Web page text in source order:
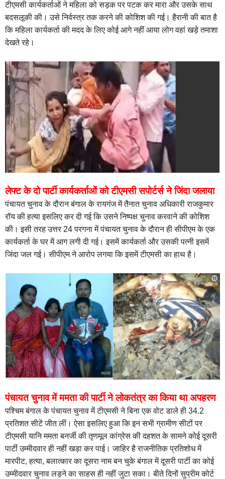
टीएमसी कार्यकर्ताओं ने महिला को सड़क पर पटक कर मारा और उसके साथ
बदसलूकी की। उसे निर्वस्त्र तक करने की कोशिश की गई। हैरानी की बात है
कि महिला कार्यकर्ता की मदद के लिए कोई आगे नहीं आया लोग वहां खड़े तमाशा
देखते रहे।
लेफ्ट के दो पार्टी कार्यकर्ताओं को टीएमसी सपोर्टर्स ने जिंदा जलाया
पंचायत चुनाव के दौरान बंगाल के रायगंज में तैनात चुनाव अधिकारी राजकुमार
रॉय की हत्या इसलिए कर दी गई कि उसने निष्पक्ष चुनाव करवाने की कोशिश
की। इसी तरह उत्तर 24 परगना में पंचायत चुनाव के दौरान ही सीपीएम के एक
कार्यकर्ता के घर में आग लगी दी गई। इसमें कार्यकर्ता और उसकी पत्नी इसमें
जिंदा जल गई। सीपीएम ने आरोप लगया कि इसमें टीएमसी का हाथ है।
पंचायत चुनाव में ममता की पार्टी ने लोकतंत्र का किया था अपहरण
पश्चिम बंगाल के पंचायत चुनाव में टीएमसी ने बिना एक वोट डाले ही 34.2
प्रतिशत सीटें जीत लीं। ऐसा इसलिए हुआ कि इन सभी ग्रामीण सीटों पर
टीएमसी यानि ममता बनर्जी की तृणमूल कांग्रेस की दहशत के सामने कोई दूसरी
पार्टी उम्मीदवार ही नहीं खड़ा कर पाई। जाहिर है राजनीतिक प्रतिशोध में
मारपीट, हत्या, बलात्कार का दूसरा नाम बन चुके बंगाल में दूसरी पार्टी का कोई
उम्मीदवार चुनाव लड़ने का साहस ही नहीं जुटा सका। बीते दिनों सुप्रीम कोर्ट